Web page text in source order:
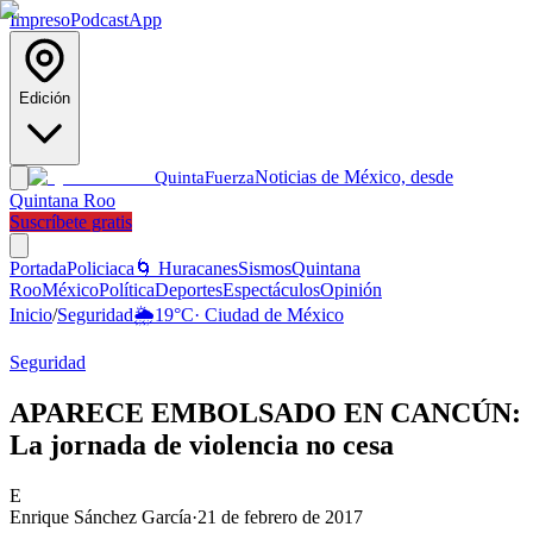
ImpresoPodcastApp
Edición
QuintaFuerzaNoticias de México, desde
Quintana Roo
Suscríbete gratis
PortadaPoliciaca 🌀 HuracanesSismosQuintana
RooMéxicoPolíticaDeportesEspectáculosOpinión
Inicio/Seguridad🌦️19°C· Ciudad de México
Seguridad
APARECE EMBOLSADO EN CANCÚN:
La jornada de violencia no cesa
E
Enrique Sánchez García·21 de febrero de 2017